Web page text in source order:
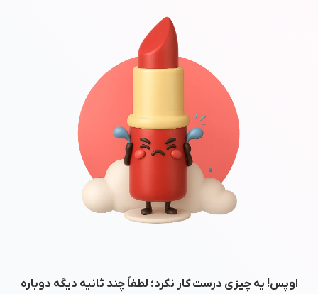
اوپس! یه چیزی درست کار نکرد؛ لطفاً چند ثانیه دیگه دوباره